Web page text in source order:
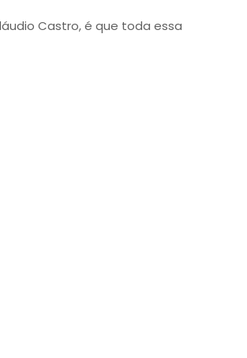
Castro, é que toda essa